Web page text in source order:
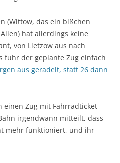
(Wittow, das ein bißchen
hat allerdings keine
von Lietzow aus nach
fuhr der geplante Zug einfach
aus geradelt, statt 26 dann
einen Zug mit Fahrradticket
irgendwann mitteilt, dass
mehr funktioniert, und ihr